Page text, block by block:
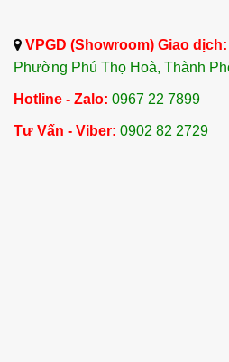
VPGD (Showroom) Giao dịch:
Phường Phú Thọ Hoà, Thành
Hotline - Zalo: 0967 22 7899
Tư Vấn - Viber: 0902 82 2729